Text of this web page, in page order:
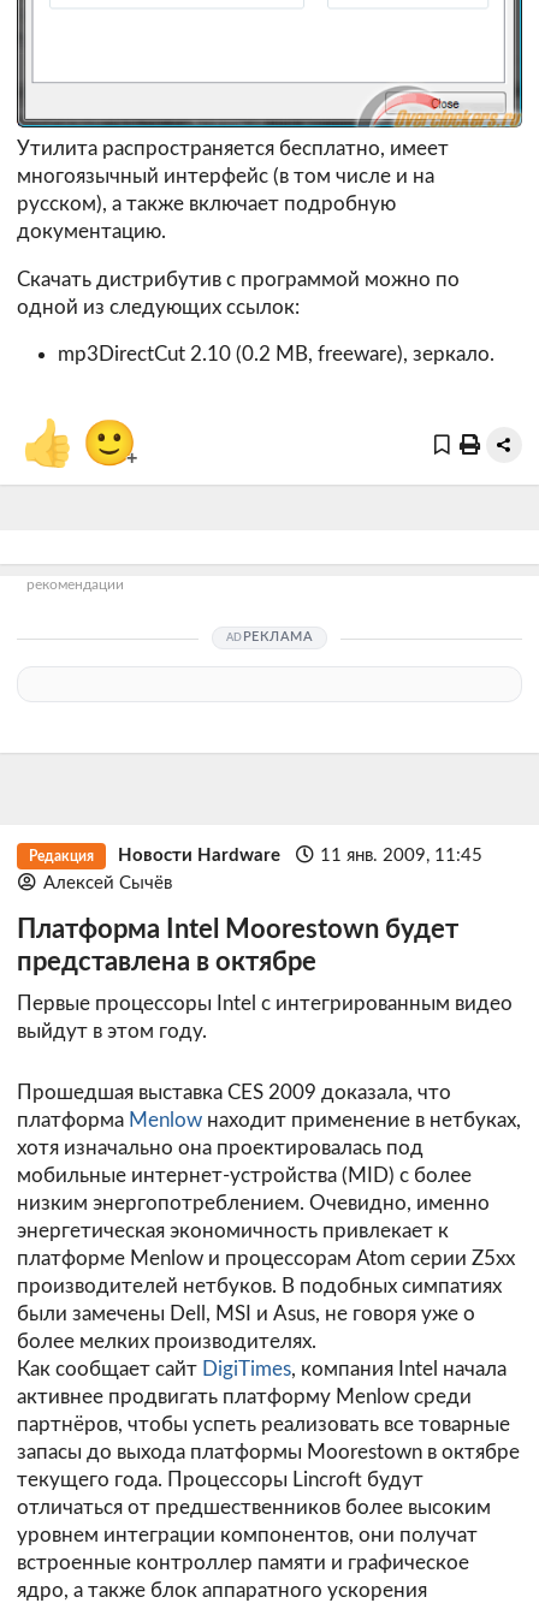
Утилита распространяется бесплатно, имеет
многоязычный интерфейс (в том числе и на
русском), а также включает подробную
документацию.
Скачать дистрибутив с программой можно по
одной из следующих ссылок:
mp3DirectCut 2.10 (0.2 MB, freeware), зеркало.
👍 🙂+
рекомендации
РЕКЛАМА
Редакция Новости Hardware
11 янв. 2009, 11:45
Алексей Сычёв
Платформа Intel Moorestown будет
представлена в октябре
Первые процессоры Intel с интегрированным видео
выйдут в этом году.
Прошедшая выставка CES 2009 доказала, что
платформа Menlow находит применение в нетбуках,
хотя изначально она проектировалась под
мобильные интернет-устройства (MID) с более
низким энергопотреблением. Очевидно, именно
энергетическая экономичность привлекает к
платформе Menlow и процессорам Atom серии Z5xx
производителей нетбуков. В подобных симпатиях
были замечены Dell, MSI и Asus, не говоря уже о
более мелких производителях.
Как сообщает сайт DigiTimes, компания Intel начала
активнее продвигать платформу Menlow среди
партнёров, чтобы успеть реализовать все товарные
запасы до выхода платформы Moorestown в октябре
текущего года. Процессоры Lincroft будут
отличаться от предшественников более высоким
уровнем интеграции компонентов, они получат
встроенные контроллер памяти и графическое
ядро, а также блок аппаратного ускорения